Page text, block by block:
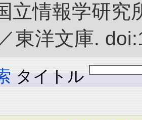
立情報学研
東洋文庫.
タイトル